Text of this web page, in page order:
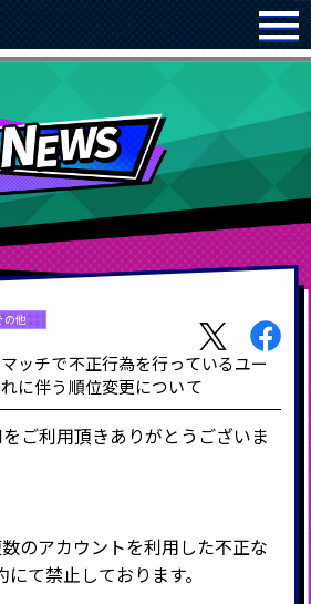
の他
ッチで不正行為を行っているユー
に伴う順位変更について
ご利用頂きありがとうございま
のアカウントを利用した不正な
て禁止しております。